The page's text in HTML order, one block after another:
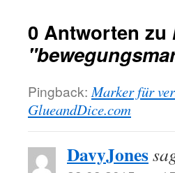
0 Antworten zu
Pingback: Marker für
GlueandDice.com
DavyJones